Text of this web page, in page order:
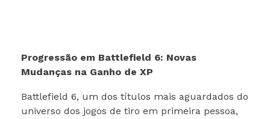
Progressão em Battlefield 6: Novas
Mudanças na Ganho de XP
Battlefield 6, um dos títulos mais aguardados do
universo dos jogos de tiro em primeira pessoa,